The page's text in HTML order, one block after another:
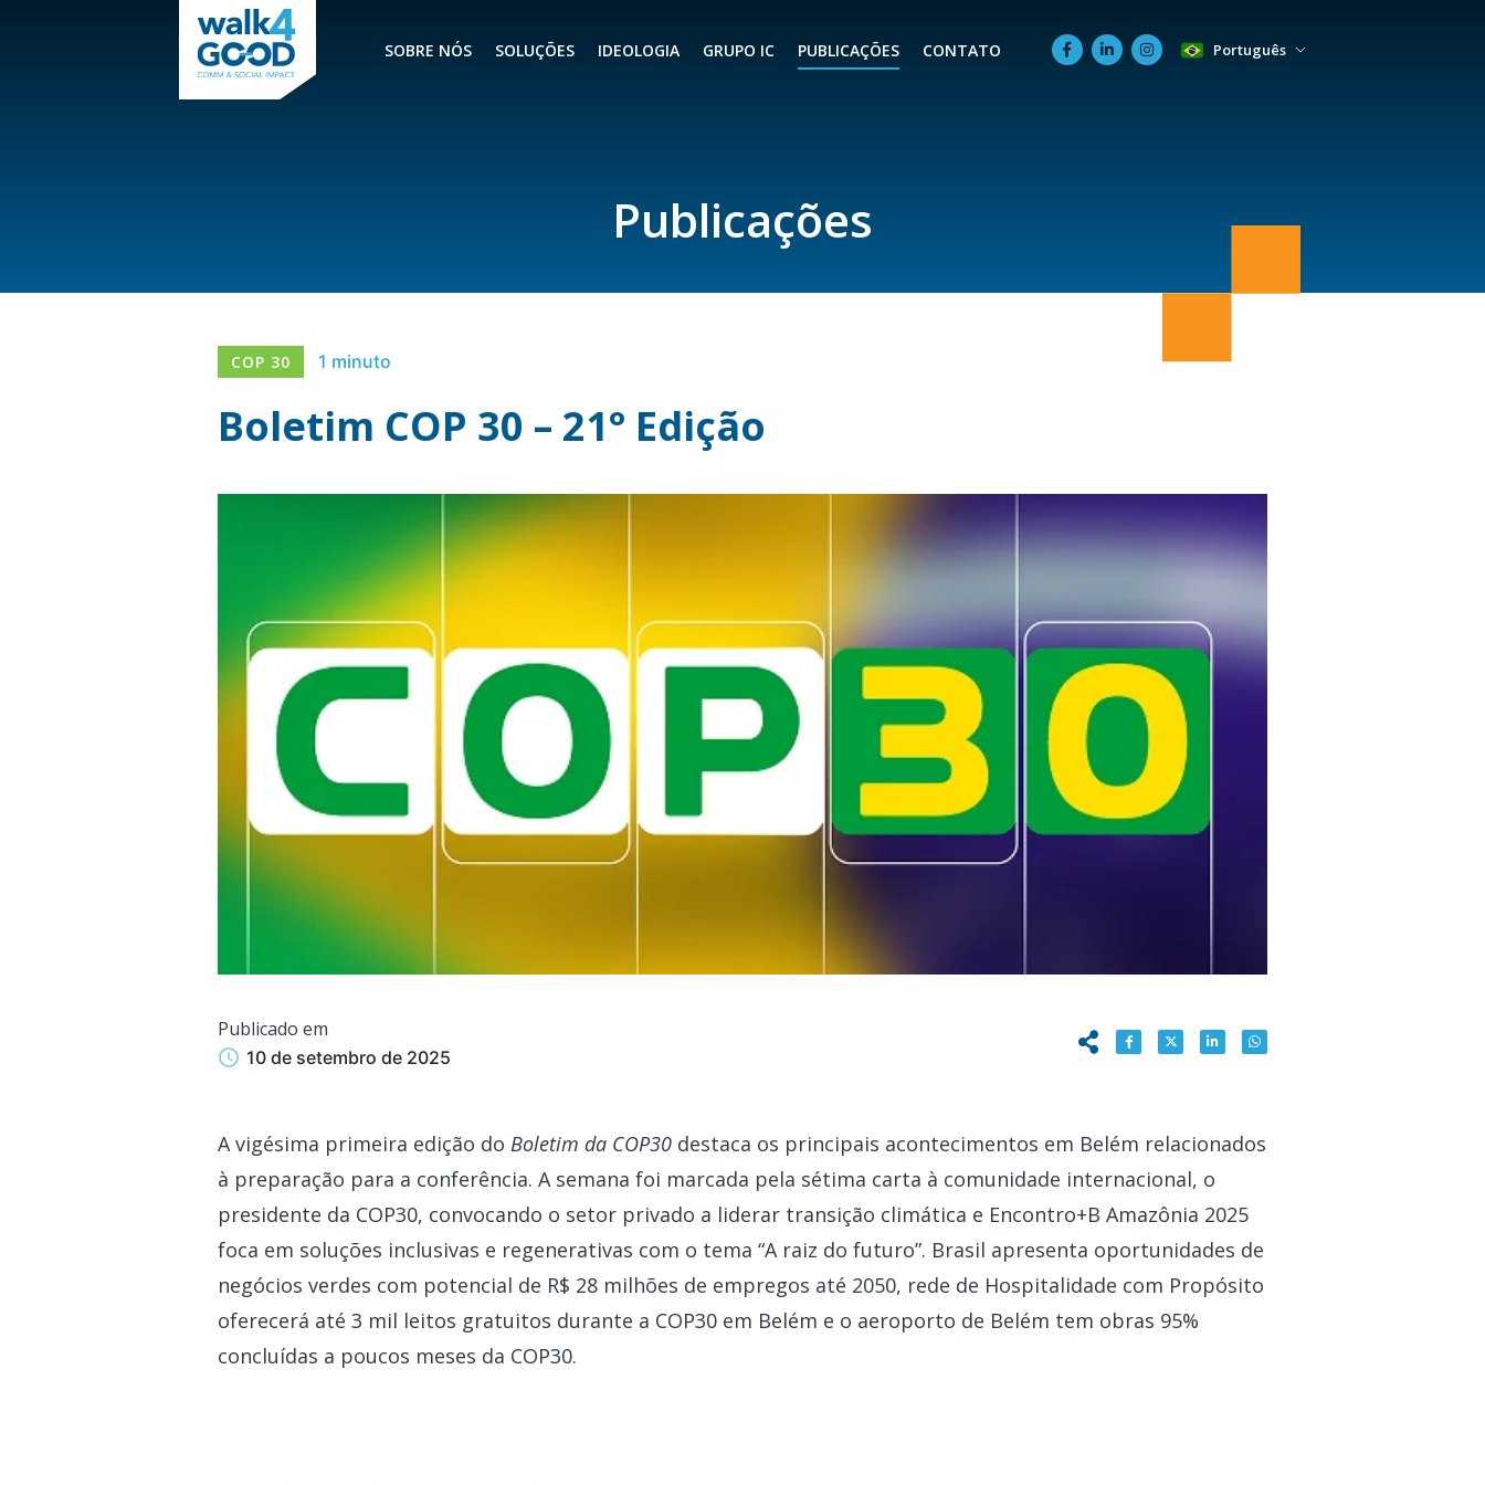
SOBRE NÓS SOLUÇÕES IDEOLOGIA GRUPO IC PUBLICAÇÕES CONTATO Português
Publicações
COP 30 1 minuto
Boletim COP 30 – 21° Edição
Publicado em
10 de setembro de 2025
A vigésima primeira edição do Boletim da COP30 destaca os principais acontecimentos em Belém relacionados
à preparação para a conferência. A semana foi marcada pela sétima carta à comunidade internacional, o
presidente da COP30, convocando o setor privado a liderar transição climática e Encontro+B Amazônia 2025
foca em soluções inclusivas e regenerativas com o tema “A raiz do futuro”. Brasil apresenta oportunidades de
negócios verdes com potencial de R$ 28 milhões de empregos até 2050, rede de Hospitalidade com Propósito
oferecerá até 3 mil leitos gratuitos durante a COP30 em Belém e o aeroporto de Belém tem obras 95%
concluídas a poucos meses da COP30.